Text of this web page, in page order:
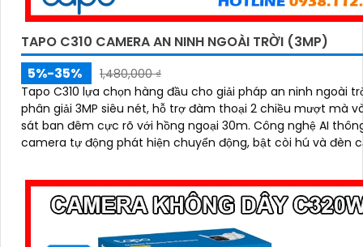
TAPO C310 CAMERA AN NINH NGOÀI TRỜI (3MP)
5%-35%
1,480,000 ₫
Tapo C310 lựa chọn hàng đầu cho giải pháp an ninh ngoài
phân giải 3MP siêu nét, hỗ trợ đàm thoại 2 chiều mượt mà
sát ban đêm cực rõ với hồng ngoại 30m. Công nghệ AI thông minh
camera tự động phát hiện chuyển động, bật còi hú và đèn